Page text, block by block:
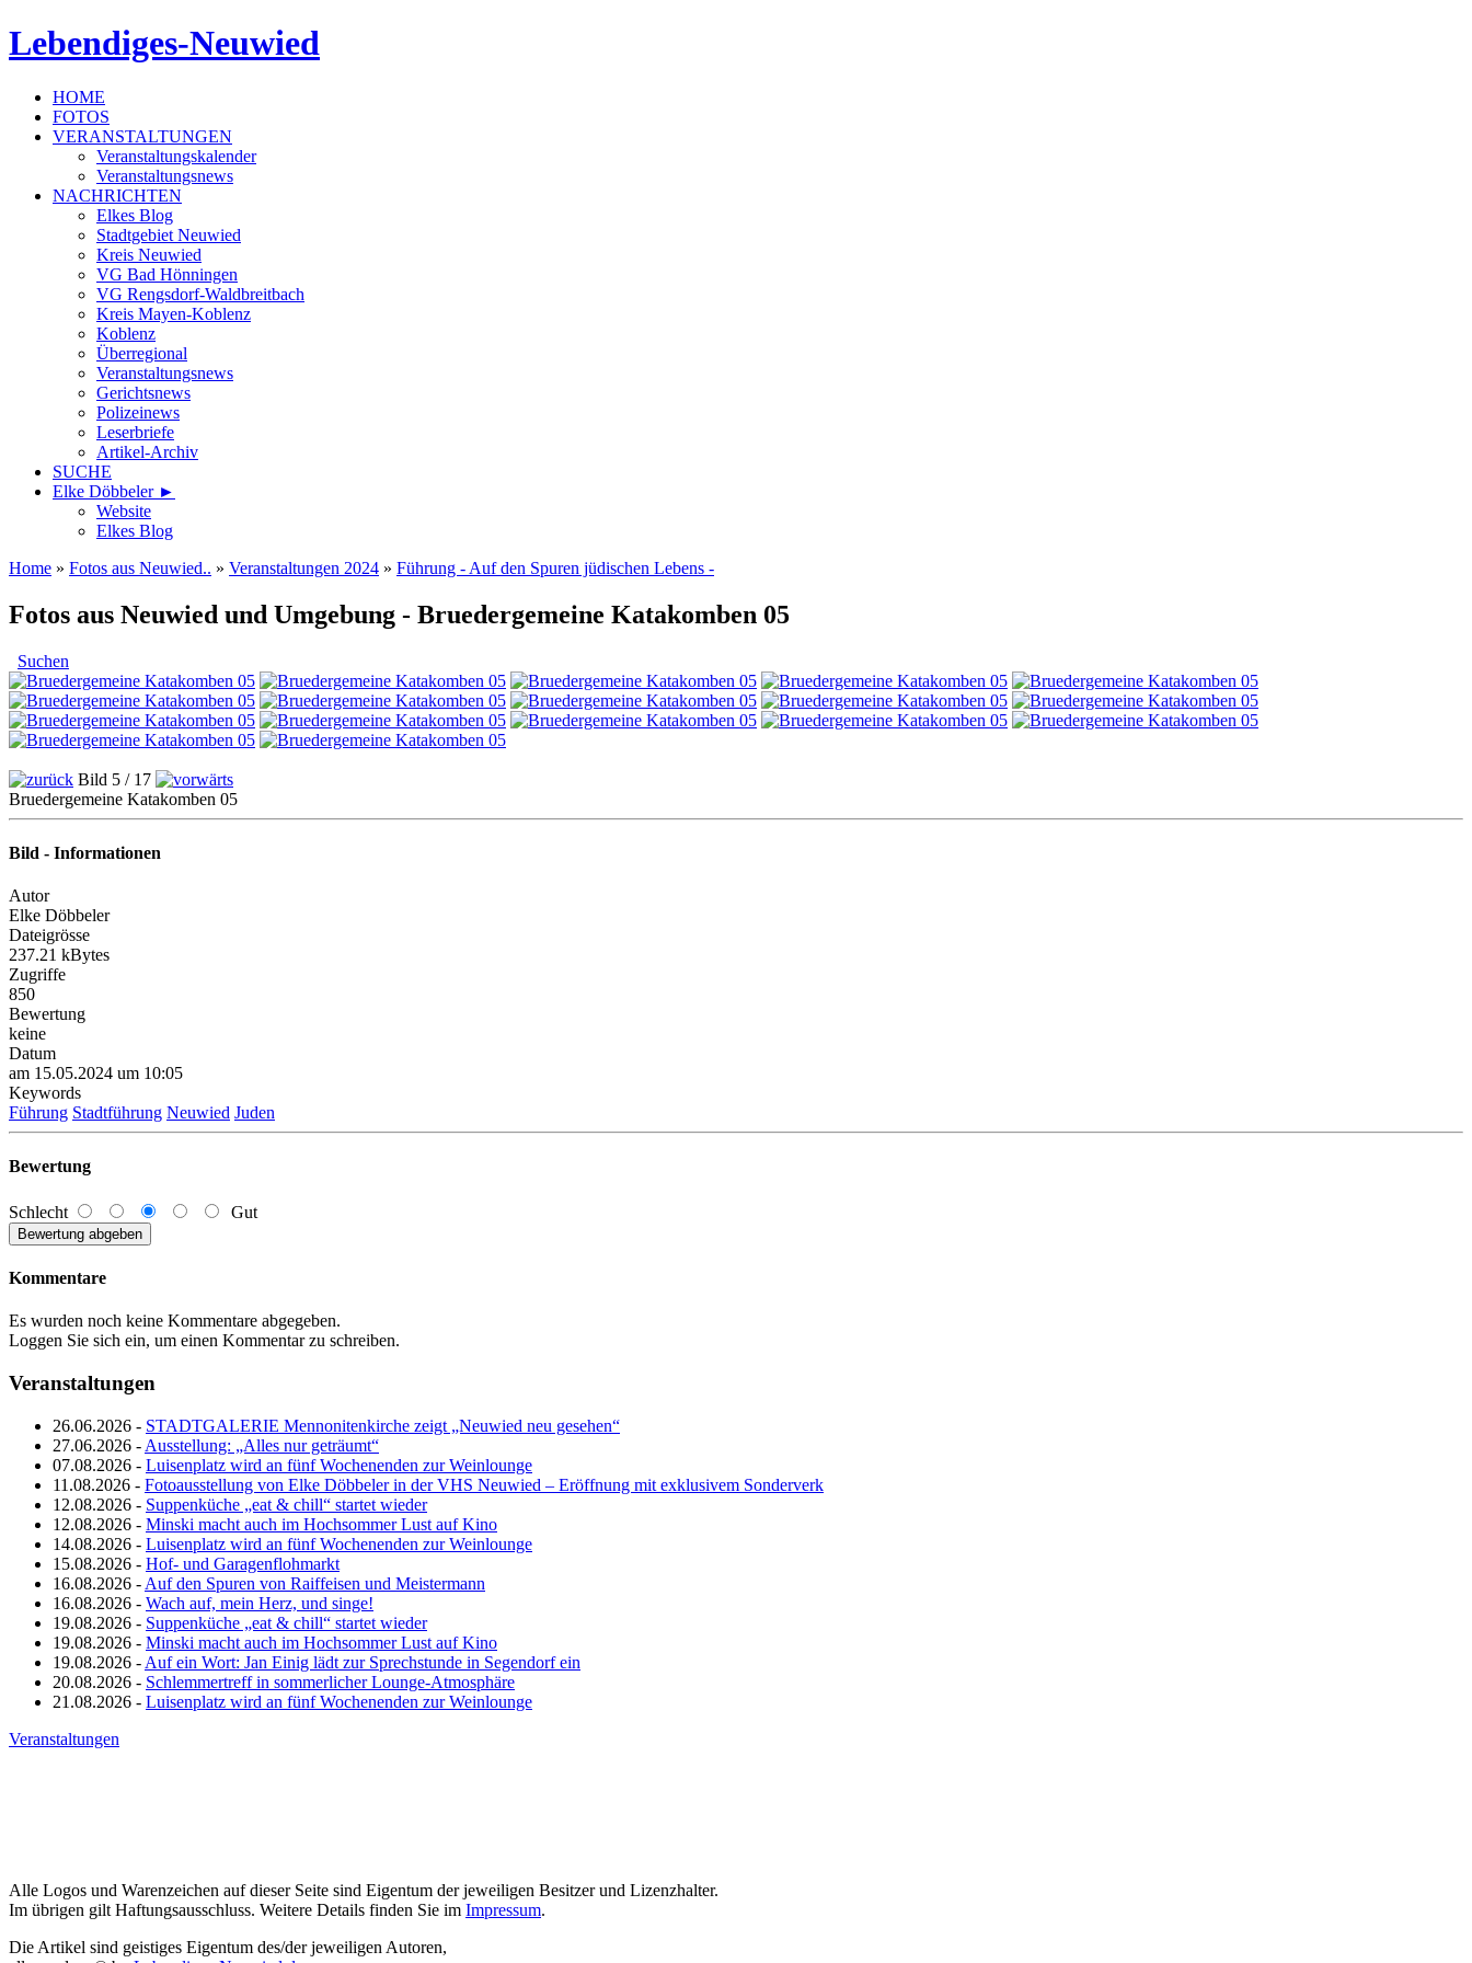
Lebendiges-Neuwied
HOME
FOTOS
VERANSTALTUNGEN
Veranstaltungskalender
Veranstaltungsnews
NACHRICHTEN
Elkes Blog
Stadtgebiet Neuwied
Kreis Neuwied
VG Bad Hönningen
VG Rengsdorf-Waldbreitbach
Kreis Mayen-Koblenz
Koblenz
Überregional
Veranstaltungsnews
Gerichtsnews
Polizeinews
Leserbriefe
Artikel-Archiv
SUCHE
Elke Döbbeler ►
Website
Elkes Blog
Home » Fotos aus Neuwied.. » Veranstaltungen 2024 » Führung - Auf den Spuren jüdischen Lebens -
Fotos aus Neuwied und Umgebung - Bruedergemeine Katakomben 05
Suchen
Bild 5 / 17
Bruedergemeine Katakomben 05
Bild - Informationen
Autor
Elke Döbbeler
Dateigrösse
237.21 kBytes
Zugriffe
850
Bewertung
keine
Datum
am 15.05.2024 um 10:05
Keywords
Führung Stadtführung Neuwied Juden
Bewertung
Schlecht Gut
Kommentare
Es wurden noch keine Kommentare abgegeben.
Loggen Sie sich ein, um einen Kommentar zu schreiben.
Veranstaltungen
26.06.2026 - STADTGALERIE Mennonitenkirche zeigt „Neuwied neu gesehen“
27.06.2026 - Ausstellung: „Alles nur geträumt“
07.08.2026 - Luisenplatz wird an fünf Wochenenden zur Weinlounge
11.08.2026 - Fotoausstellung von Elke Döbbeler in der VHS Neuwied – Eröffnung mit exklusivem Sonderverk
12.08.2026 - Suppenküche „eat & chill“ startet wieder
12.08.2026 - Minski macht auch im Hochsommer Lust auf Kino
14.08.2026 - Luisenplatz wird an fünf Wochenenden zur Weinlounge
15.08.2026 - Hof- und Garagenflohmarkt
16.08.2026 - Auf den Spuren von Raiffeisen und Meistermann
16.08.2026 - Wach auf, mein Herz, und singe!
19.08.2026 - Suppenküche „eat & chill“ startet wieder
19.08.2026 - Minski macht auch im Hochsommer Lust auf Kino
19.08.2026 - Auf ein Wort: Jan Einig lädt zur Sprechstunde in Segendorf ein
20.08.2026 - Schlemmertreff in sommerlicher Lounge-Atmosphäre
21.08.2026 - Luisenplatz wird an fünf Wochenenden zur Weinlounge
Veranstaltungen
Alle Logos und Warenzeichen auf dieser Seite sind Eigentum der jeweiligen Besitzer und Lizenzhalter.
Im übrigen gilt Haftungsausschluss. Weitere Details finden Sie im Impressum.
Die Artikel sind geistiges Eigentum des/der jeweiligen Autoren,